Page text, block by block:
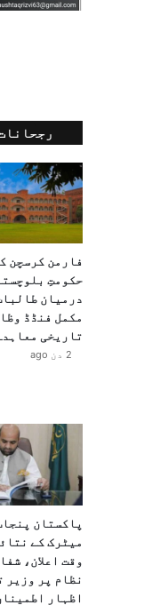
فارمن کرسچن
حکومتِ
درمیان
مکمل فنڈڈ
تاریخی
2 دن ago
پاکستان
میٹرک کے
وقت اعلان،
نظام پر وزیر
اظہارِ